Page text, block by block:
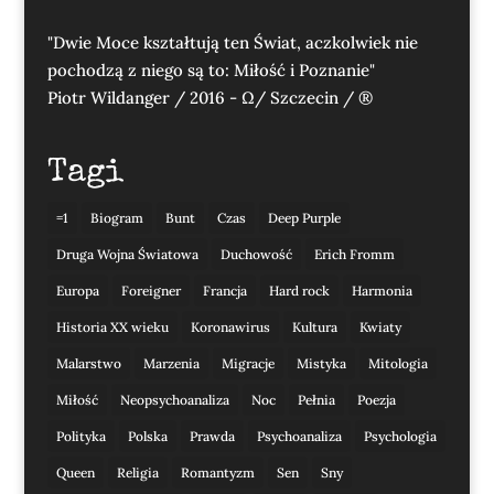
"Dwie Moce kształtują ten Świat, aczkolwiek nie
pochodzą z niego są to: Miłość i Poznanie"
Piotr Wildanger / 2016 - Ω/ Szczecin / ®
Tagi
=1 Biogram Bunt Czas Deep Purple
Druga Wojna Światowa Duchowość Erich Fromm
Europa Foreigner Francja Hard rock Harmonia
Historia XX wieku Koronawirus Kultura Kwiaty
Malarstwo Marzenia Migracje Mistyka Mitologia
Miłość Neopsychoanaliza Noc Pełnia Poezja
Polityka Polska Prawda Psychoanaliza Psychologia
Queen Religia Romantyzm Sen Sny